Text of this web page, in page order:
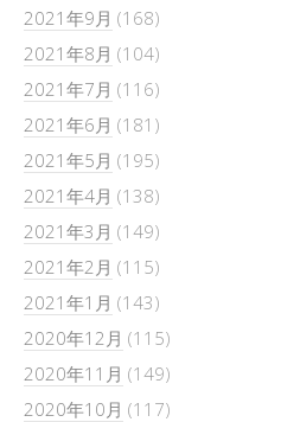
2021年9月 (168)
2021年8月 (104)
2021年7月 (116)
2021年6月 (181)
2021年5月 (195)
2021年4月 (138)
2021年3月 (149)
2021年2月 (115)
2021年1月 (143)
2020年12月 (115)
2020年11月 (149)
2020年10月 (117)